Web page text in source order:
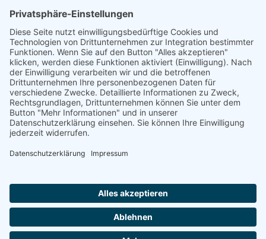
Datenschutzerklärung
Impressum
© GreenConnect®2000 - 2026